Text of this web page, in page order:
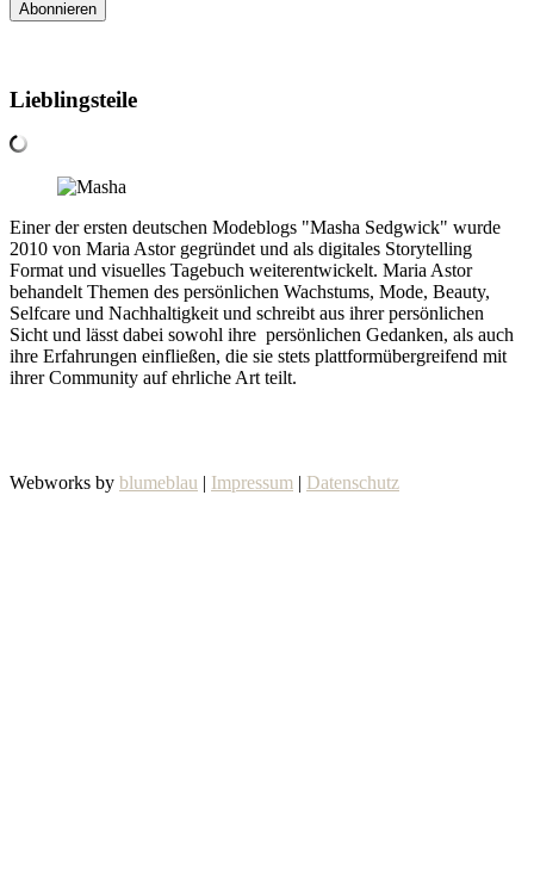
Lieblingsteile
Einer der ersten deutschen Modeblogs "Masha Sedgwick" wurde
2010 von Maria Astor gegründet und als digitales Storytelling
Format und visuelles Tagebuch weiterentwickelt. Maria Astor
behandelt Themen des persönlichen Wachstums, Mode, Beauty,
Selfcare und Nachhaltigkeit und schreibt aus ihrer persönlichen
Sicht und lässt dabei sowohl ihre persönlichen Gedanken, als auch
ihre Erfahrungen einfließen, die sie stets plattformübergreifend mit
ihrer Community auf ehrliche Art teilt.
Webworks by blumeblau | Impressum | Datenschutz